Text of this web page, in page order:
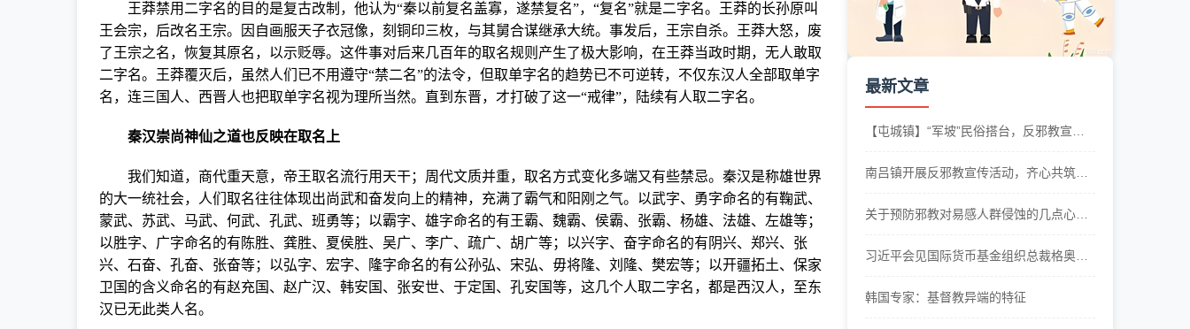
王莽禁用二字名的目的是复古改制，他认为“秦以前复名盖寡，遂禁复名”，“复名”就是二字名。王莽的长孙原叫
王会宗，后改名王宗。因自画服天子衣冠像，刻铜印三枚，与其舅合谋继承大统。事发后，王宗自杀。王莽大怒，废
了王宗之名，恢复其原名，以示贬辱。这件事对后来几百年的取名规则产生了极大影响，在王莽当政时期，无人敢取
二字名。王莽覆灭后，虽然人们已不用遵守“禁二名”的法令，但取单字名的趋势已不可逆转，不仅东汉人全部取单字
名，连三国人、西晋人也把取单字名视为理所当然。直到东晋，才打破了这一“戒律”，陆续有人取二字名。
秦汉崇尚神仙之道也反映在取名上
我们知道，商代重天意，帝王取名流行用天干；周代文质并重，取名方式变化多端又有些禁忌。秦汉是称雄世界
的大一统社会，人们取名往往体现出尚武和奋发向上的精神，充满了霸气和阳刚之气。以武字、勇字命名的有鞠武、
蒙武、苏武、马武、何武、孔武、班勇等；以霸字、雄字命名的有王霸、魏霸、侯霸、张霸、杨雄、法雄、左雄等；
以胜字、广字命名的有陈胜、龚胜、夏侯胜、吴广、李广、疏广、胡广等；以兴字、奋字命名的有阴兴、郑兴、张
兴、石奋、孔奋、张奋等；以弘字、宏字、隆字命名的有公孙弘、宋弘、毋将隆、刘隆、樊宏等；以开疆拓土、保家
卫国的含义命名的有赵充国、赵广汉、韩安国、张安世、于定国、孔安国等，这几个人取二字名，都是西汉人，至东
汉已无此类人名。
最新文章
【屯城镇】“军坡”民俗搭台，反邪教宣传
南吕镇开展反邪教宣传活动，齐心共筑反
关于预防邪教对易感人群侵蚀的几点心理
习近平会见国际货币基金组织总裁格奥尔
韩国专家：基督教异端的特征